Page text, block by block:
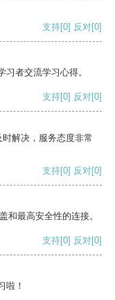
支持[0] 反对[0]
者交流学习心得。
支持[0] 反对[0]
解决，服务态度非常
支持[0] 反对[0]
和最高安全性的连接。
支持[0] 反对[0]
啦！